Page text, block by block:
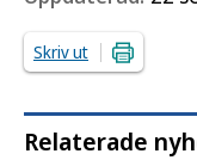
Skriv ut
Relaterade